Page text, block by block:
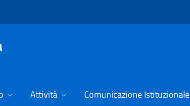
Attività Comunicazione Istituzionale